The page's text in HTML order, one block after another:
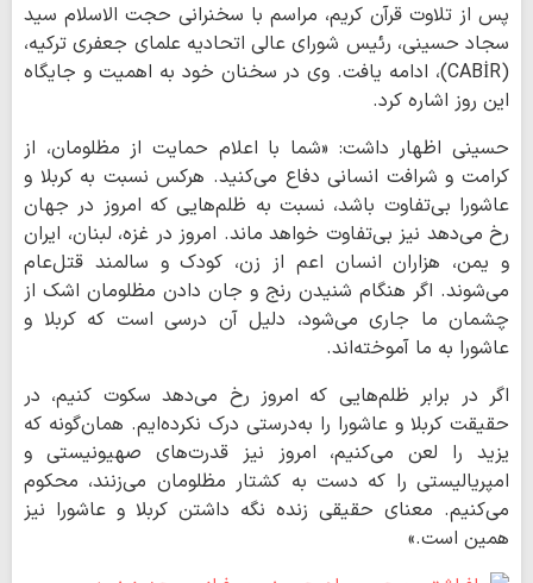
پس از تلاوت قرآن کریم، مراسم با سخنرانی حجت الاسلام سید
سجاد حسینی، رئیس شورای عالی اتحادیه علمای جعفری ترکیه،
(CABİR)، ادامه یافت. وی در سخنان خود به اهمیت و جایگاه
این روز اشاره کرد.
حسینی اظهار داشت: «شما با اعلام حمایت از مظلومان، از
کرامت و شرافت انسانی دفاع می‌کنید. هرکس نسبت به کربلا و
عاشورا بی‌تفاوت باشد، نسبت به ظلم‌هایی که امروز در جهان
رخ می‌دهد نیز بی‌تفاوت خواهد ماند. امروز در غزه، لبنان، ایران
و یمن، هزاران انسان اعم از زن، کودک و سالمند قتل‌عام
می‌شوند. اگر هنگام شنیدن رنج و جان دادن مظلومان اشک از
چشمان ما جاری می‌شود، دلیل آن درسی است که کربلا و
عاشورا به ما آموخته‌اند.
اگر در برابر ظلم‌هایی که امروز رخ می‌دهد سکوت کنیم، در
حقیقت کربلا و عاشورا را به‌درستی درک نکرده‌ایم. همان‌گونه که
یزید را لعن می‌کنیم، امروز نیز قدرت‌های صهیونیستی و
امپریالیستی را که دست به کشتار مظلومان می‌زنند، محکوم
می‌کنیم. معنای حقیقی زنده نگه داشتن کربلا و عاشورا نیز
همین است.»